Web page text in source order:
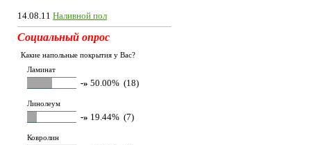
14.08.11 Наливной пол
Социальный опрос
Какие напольные покрытия у Вас?
Ламинат
-» 50.00% (18)
Линолеум
-» 19.44% (7)
Ковролин